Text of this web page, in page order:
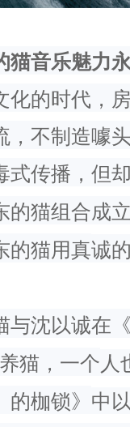
猫音乐魅力
化的时代，
，不制造噱
式传播，但
的猫组合成
的猫用真诚
与沈以诚在
猫， 一个 人
的枷锁》 中